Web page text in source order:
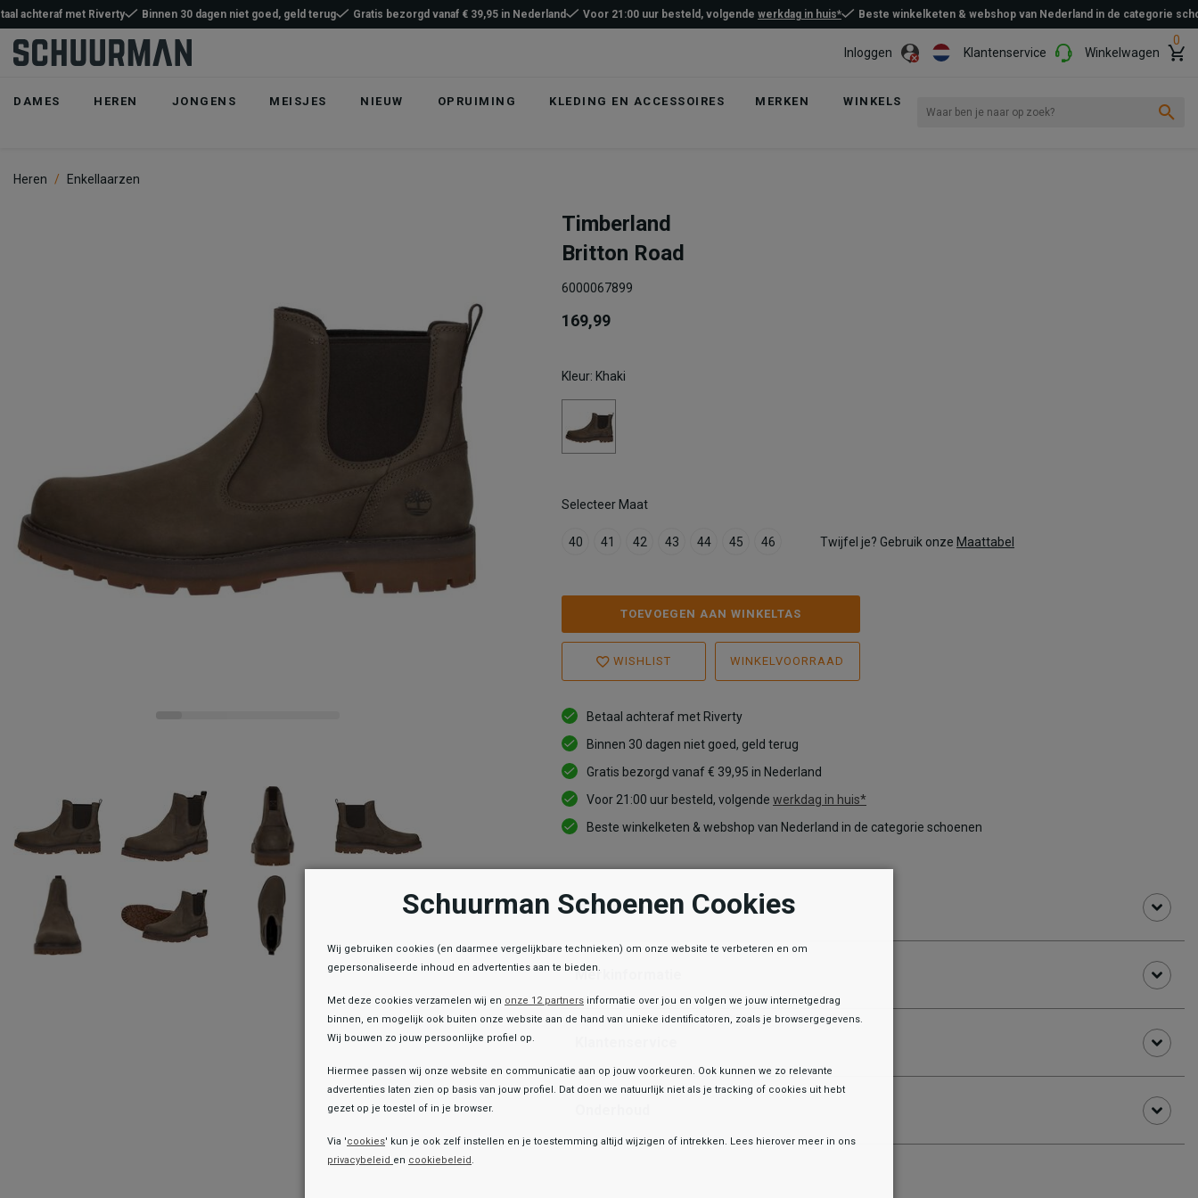
Inloggen Klantenservice
0
Winkelwagen
DAMES HEREN JONGENS MEISJES NIEUW OPRUIMING KLEDING EN ACCESSOIRES MERKEN WINKELS
achteraf met Riverty Binnen 30 dagen niet goed, geld terug Gratis bezorgd vanaf € 39,95 in Nederland Voor 21:00 uur besteld, volgende werkdag in huis* Beste winkelketen & webshop van Nederland in de categorie
Heren Enkellaarzen
Timberland
Britton Road
6000067899
169,99
Kleur: Khaki
Selecteer Maat
40 41 42 43 44 45 46 Twijfel je? Gebruik onze Maattabel
TOEVOEGEN AAN WINKELTAS
WISHLIST WINKELVOORRAAD
Betaal achteraf met Riverty
Binnen 30 dagen niet goed, geld terug
Gratis bezorgd vanaf € 39,95 in Nederland
Voor 21:00 uur besteld, volgende werkdag in huis*
Beste winkelketen & webshop van Nederland in de categorie schoenen
Informatie
Merkinformatie
Toegevoegd aan je winkeltas!
Schuurman Schoenen Cookies
Wij gebruiken cookies (en daarmee vergelijkbare technieken) om onze website te verbeteren en om
gepersonaliseerde inhoud en advertenties aan te bieden.
Met deze cookies verzamelen wij en onze 12 partners informatie over jou en volgen we jouw internetgedrag
binnen, en mogelijk ook buiten onze website aan de hand van unieke identificatoren, zoals je browsergegevens.
Wij bouwen zo jouw persoonlijke profiel op.
Hiermee passen wij onze website en communicatie aan op jouw voorkeuren. Ook kunnen we zo relevante
advertenties laten zien op basis van jouw profiel. Dat doen we natuurlijk niet als je tracking of cookies uit hebt
gezet op je toestel of in je browser.
Via 'cookies' kun je ook zelf instellen en je toestemming altijd wijzigen of intrekken. Lees hierover meer in ons
privacybeleid en cookiebeleid.